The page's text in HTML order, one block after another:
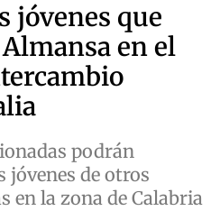
jóvenes que
en el
podrán
de otros
en la zona de Calabria